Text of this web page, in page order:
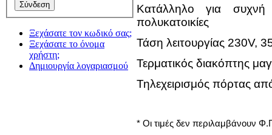
Ξεχάσατε τον κωδικό σας;
Ξεχάσατε το όνομα
χρήστη;
Δημιουργία λογαριασμού
Κατάλληλο για
πολυκατοικίες
Τάση λειτουργίας 230V,
Τερματικός διακόπτης
Τηλεχειρισμός πόρτας
* Οι τιμές δεν περιλαμβάνουν